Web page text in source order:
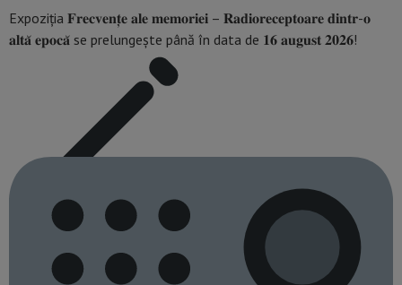
Expoziția 𝐅𝐫𝐞𝐜𝐯𝐞𝐧𝐭̦𝐞 𝐚𝐥𝐞 𝐦𝐞𝐦𝐨𝐫𝐢𝐞𝐢 – 𝐑𝐚𝐝𝐢𝐨𝐫𝐞𝐜𝐞𝐩𝐭𝐨𝐚𝐫𝐞 𝐝𝐢𝐧𝐭𝐫-𝐨
𝐚𝐥𝐭𝐚̆ 𝐞𝐩𝐨𝐜𝐚̆ se prelungește până în data de 𝟏𝟔 𝐚𝐮𝐠𝐮𝐬𝐭 𝟐𝟎𝟐𝟔!